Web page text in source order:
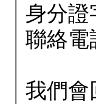
身分證
聯絡電
我們會